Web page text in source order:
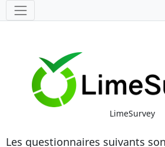
Outils
LimeSurvey
Les questionnaires suivants